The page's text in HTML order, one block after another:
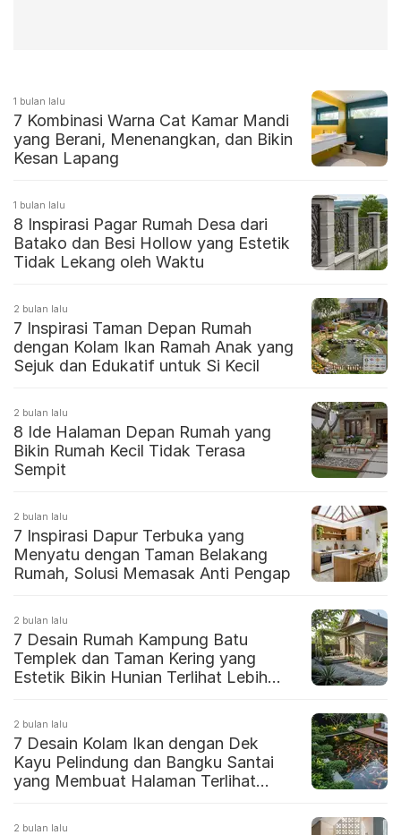
1 bulan lalu
7 Kombinasi Warna Cat Kamar Mandi
yang Berani, Menenangkan, dan Bikin
Kesan Lapang
1 bulan lalu
8 Inspirasi Pagar Rumah Desa dari
Batako dan Besi Hollow yang Estetik
Tidak Lekang oleh Waktu
2 bulan lalu
7 Inspirasi Taman Depan Rumah
dengan Kolam Ikan Ramah Anak yang
Sejuk dan Edukatif untuk Si Kecil
2 bulan lalu
8 Ide Halaman Depan Rumah yang
Bikin Rumah Kecil Tidak Terasa
Sempit
2 bulan lalu
7 Inspirasi Dapur Terbuka yang
Menyatu dengan Taman Belakang
Rumah, Solusi Memasak Anti Pengap
2 bulan lalu
7 Desain Rumah Kampung Batu
Templek dan Taman Kering yang
Estetik Bikin Hunian Terlihat Lebih
2 bulan lalu
7 Desain Kolam Ikan dengan Dek
Kayu Pelindung dan Bangku Santai
yang Membuat Halaman Terlihat
2 bulan lalu